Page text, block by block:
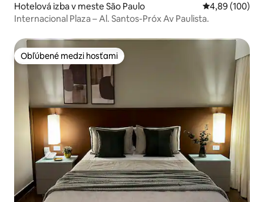
Hotelová izba v meste São Paulo Priemerné
4,89 (100)
Internacional Plaza – Al. Santos-Próx Av Paulista.
Obľúbené medzi hosťami
Obľúbené medzi hosťami